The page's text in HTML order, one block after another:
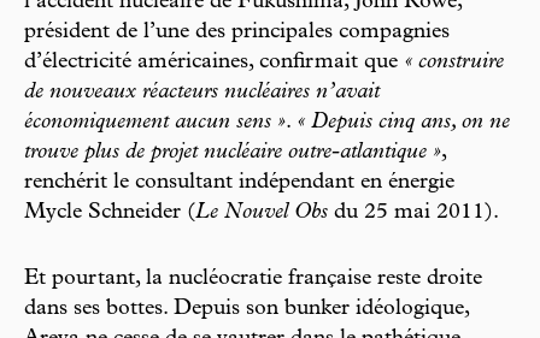
président de l’une des principales compagnies
d’électricité américaines, confirmait que « construire
de nouveaux réacteurs nucléaires n’avait
économiquement aucun sens ». « Depuis cinq ans, on ne
trouve plus de projet nucléaire outre-atlantique »,
renchérit le consultant indépendant en énergie
Mycle Schneider (Le Nouvel Obs du 25 mai 2011).
Et pourtant, la nucléocratie française reste droite
dans ses bottes. Depuis son bunker idéologique,